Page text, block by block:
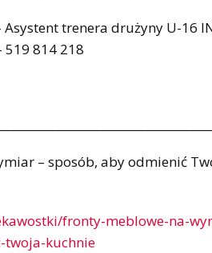
trenera drużyny U-16
519 814 218
– sposób, aby odmienić
fronty-meblowe-na-
twoja-kuchnie